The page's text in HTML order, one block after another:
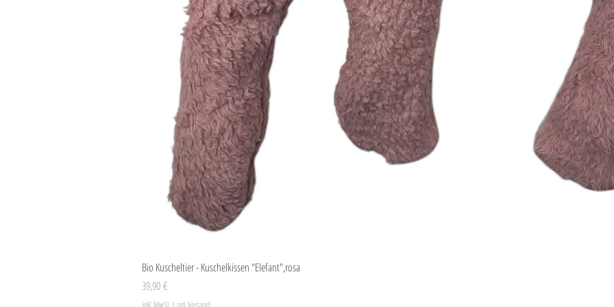
Bio Kuscheltier - Kuschelkissen "Elefant",rosa
Preis
39,90 €
inkl. MwSt. | zzgl. Versand